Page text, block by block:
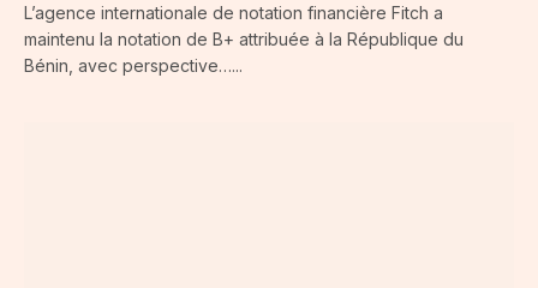
L’agence internationale de notation financière Fitch a
maintenu la notation de B+ attribuée à la République du
Bénin, avec perspective…...